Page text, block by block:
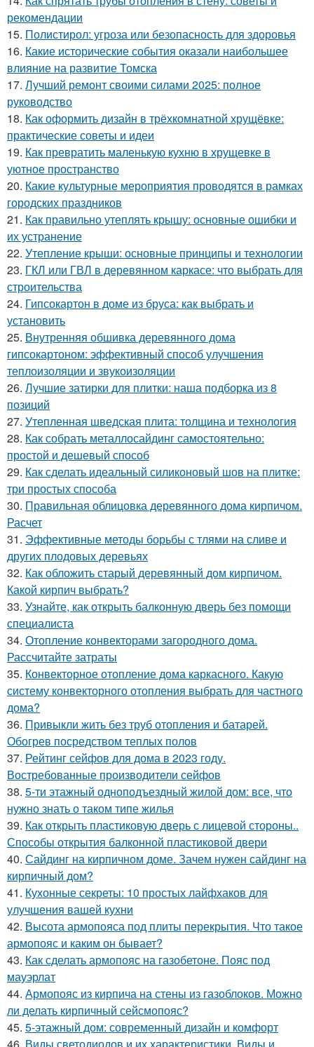
рекомендации
15. Полистирол: угроза или безопасность для здоровья
16. Какие исторические события оказали наибольшее
влияние на развитие Томска
17. Лучший ремонт своими силами 2025: полное
руководство
18. Как оформить дизайн в трёхкомнатной хрущёвке:
практические советы и идеи
19. Как превратить маленькую кухню в хрущевке в
уютное пространство
20. Какие культурные мероприятия проводятся в рамках
городских праздников
21. Как правильно утеплять крышу: основные ошибки и
их устранение
22. Утепление крыши: основные принципы и технологии
23. ГКЛ или ГВЛ в деревянном каркасе: что выбрать для
строительства
24. Гипсокартон в доме из бруса: как выбрать и
установить
25. Внутренняя обшивка деревянного дома
гипсокартоном: эффективный способ улучшения
теплоизоляции и звукоизоляции
26. Лучшие затирки для плитки: наша подборка из 8
позиций
27. Утепленная шведская плита: толщина и технология
28. Как собрать металлосайдинг самостоятельно:
простой и дешевый способ
29. Как сделать идеальный силиконовый шов на плитке:
три простых способа
30. Правильная облицовка деревянного дома кирпичом.
Расчет
31. Эффективные методы борьбы с тлями на сливе и
других плодовых деревьях
32. Как обложить старый деревянный дом кирпичом.
Какой кирпич выбрать?
33. Узнайте, как открыть балконную дверь без помощи
специалиста
34. Отопление конвекторами загородного дома.
Рассчитайте затраты
35. Конвекторное отопление дома каркасного. Какую
систему конвекторного отопления выбрать для частного
дома?
36. Привыкли жить без труб отопления и батарей.
Обогрев посредством теплых полов
37. Рейтинг сейфов для дома в 2023 году.
Востребованные производители сейфов
38. 5-ти этажный одноподъездный жилой дом: все, что
нужно знать о таком типе жилья
39. Как открыть пластиковую дверь с лицевой стороны..
Способы открытия балконной пластиковой двери
40. Сайдинг на кирпичном доме. Зачем нужен сайдинг на
кирпичный дом?
41. Кухонные секреты: 10 простых лайфхаков для
улучшения вашей кухни
42. Высота армопояса под плиты перекрытия. Что такое
армопояс и каким он бывает?
43. Как сделать армопояс на газобетоне. Пояс под
мауэрлат
44. Армопояс из кирпича на стены из газоблоков. Можно
ли делать кирпичный сейсмопояс?
45. 5-этажный дом: современный дизайн и комфорт